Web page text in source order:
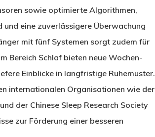
sowie optimierte Algorithmen,
eine zuverlässigere Überwachung
mit fünf Systemen sorgt zudem für
Bereich Schlaf bieten neue Wochen-
Einblicke in langfristige Ruhemuster.
internationalen Organisationen wie der
der Chinese Sleep Research Society
zur Förderung einer besseren